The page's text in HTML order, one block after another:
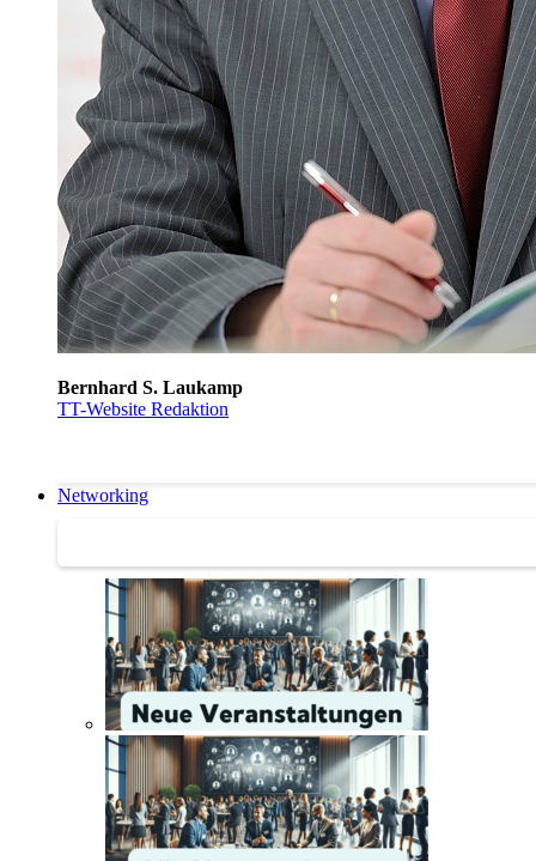
Bernhard S. Laukamp
TT-Website Redaktion
Networking